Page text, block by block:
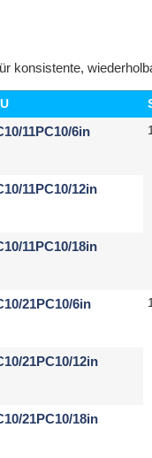
konsistente,
11PC10/6in
11PC10/12in
11PC10/18in
21PC10/6in
21PC10/12in
21PC10/18in